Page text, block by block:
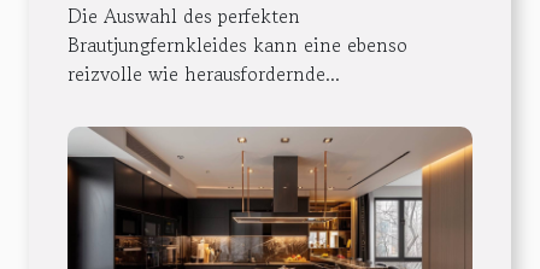
Die Auswahl des perfekten
Brautjungfernkleides kann eine ebenso
reizvolle wie herausfordernde...